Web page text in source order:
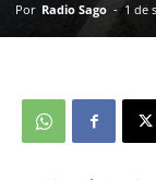
Por Radio Sago - 1 de